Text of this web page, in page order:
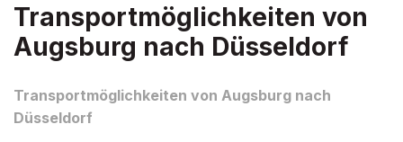
Transportmöglichkeiten von
Augsburg nach Düsseldorf
Transportmöglichkeiten von Augsburg nach
Düsseldorf